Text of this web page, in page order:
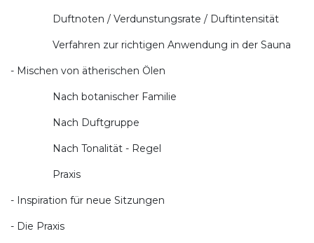
Duftnoten / Verdunstungsrate / Duftintensität
Verfahren zur richtigen Anwendung in der Sauna
- Mischen von ätherischen Ölen
Nach botanischer Familie
Nach Duftgruppe
Nach Tonalität - Regel
Praxis
- Inspiration für neue Sitzungen
- Die Praxis